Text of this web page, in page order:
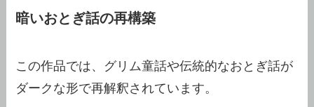
暗いおとぎ話の再構築
この作品では、グリム童話や伝統的なおとぎ話が
ダークな形で再解釈されています。